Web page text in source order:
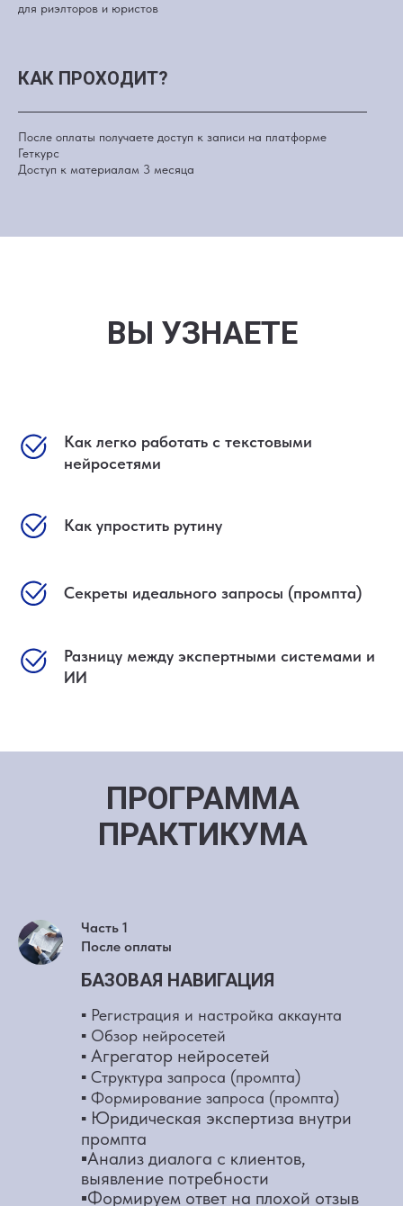
для риэлторов и юристов
КАК ПРОХОДИТ?
После оплаты получаете доступ к записи на платформе
Геткурс
Доступ к материалам 3 месяца
ВЫ УЗНАЕТЕ
Как легко работать с текстовыми
нейросетями
Как упростить рутину
Секреты идеального запросы (промпта)
Разницу между экспертными системами и
ИИ
ПРОГРАММА
ПРАКТИКУМА
Часть 1
После оплаты
БАЗОВАЯ НАВИГАЦИЯ
▪️ Регистрация и настройка аккаунта
▪️ Обзор нейросетей
▪️ Агрегатор нейросетей
▪️ Структура запроса (промпта)
▪️ Формирование запроса (промпта)
▪️ Юридическая экспертиза внутри
промпта
▪️Анализ диалога с клиентов,
выявление потребности
▪️Формируем ответ на плохой отзыв